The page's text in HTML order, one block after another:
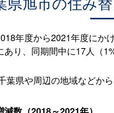
年度から2021年度に
り、同期間中に17人（
県や周辺の地域などか